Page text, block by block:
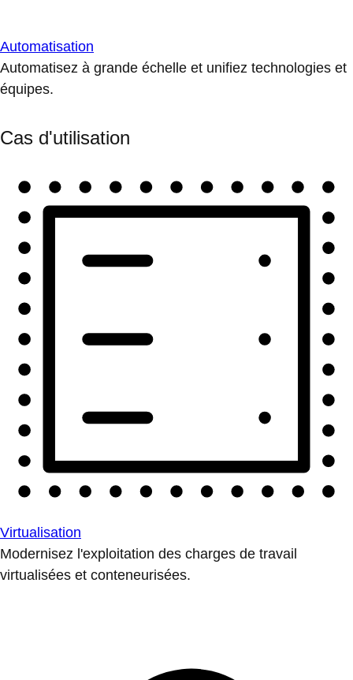
Automatisation
Automatisez à grande échelle et unifiez technologies et
équipes.
Cas d'utilisation
Virtualisation
Modernisez l'exploitation des charges de travail
virtualisées et conteneurisées.